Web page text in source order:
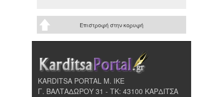
Επιστροφή στην κορυφή
KARDITSA PORTAL Μ. ΙΚΕ
Γ. ΒΑΛΤΑΔΩΡΟΥ 31 - ΤΚ: 43100 ΚΑΡΔΙΤΣΑ